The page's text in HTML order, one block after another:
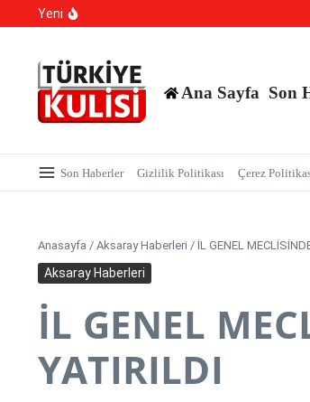
İçeriğe atla
Yeni
Hangi Hatalar Çocuk Dünyasını
Ana Sayfa Son
Son Haberler Gizlilik Politikası Çerez
Anasayfa / Aksaray Haberleri / İL GENEL
Aksaray Haberleri
İL GENEL
YATIRILDI